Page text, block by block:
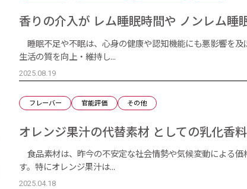
香りの介入が レム睡眠時間や ノンレム睡
睡眠不足や不眠は、心身の健康や認知機能にも悪影響を
生活の質を向上・維持し...
2025.08.19
フレーバー 官能評価 その他
オレンジ果汁の代替素材 としての乳化香
食品素材は、昨今の不安定な社会情勢や気候変動による
す。特にオレンジ果汁は...
2025.04.18